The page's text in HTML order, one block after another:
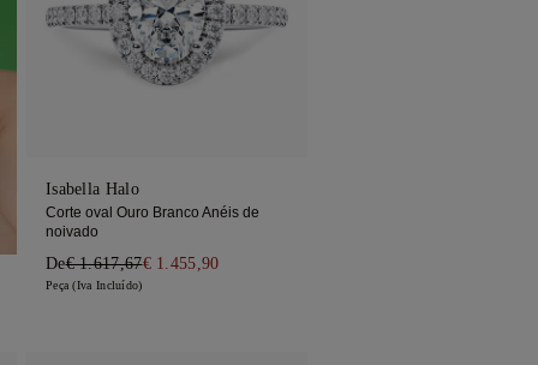
Isabella Halo
Corte oval Ouro Branco Anéis de
noivado
De€ 1.617,67€ 1.455,90
Peça (Iva Incluído)